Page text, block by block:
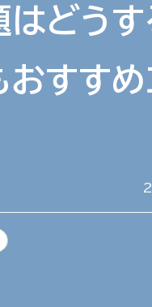
大阪・関西万博
おでかけ
浅草 レシピ
アサヒのひと図鑑
時間
どうす
すすめ